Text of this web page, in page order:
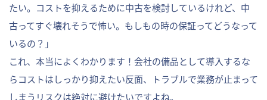
たい。コストを抑えるために中古を検討しているけれど、中
古ってすぐ壊れそうで怖い。もしもの時の保証ってどうなって
いるの？」
これ、本当によくわかります！会社の備品として導入するな
らコストはしっかり抑えたい反面、トラブルで業務が止まって
しまうリスクは絶対に避けたいですよね。